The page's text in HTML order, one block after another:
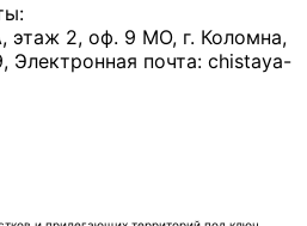
этаж 2, оф. 9 МО, г. Коломна,
, Электронная почта: chistaya-